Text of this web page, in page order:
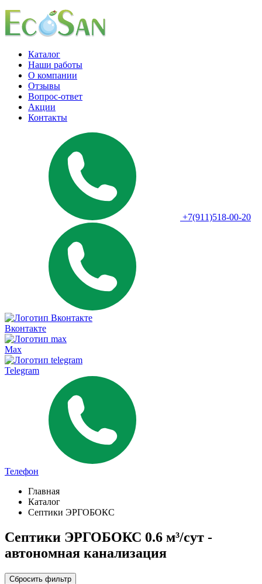
Каталог
Наши работы
О компании
Отзывы
Вопрос-ответ
Акции
Контакты
+7(911)518-00-20
Вконтакте
Max
Telegram
Телефон
Главная
Каталог
Септики ЭРГОБОКС
Септики ЭРГОБОКС 0.6 м³/сут -
автономная канализация
Сбросить фильтр